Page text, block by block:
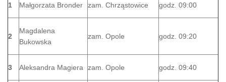
1 Małgorzata Bronder zam. Chrząstowice godz. 09:00
2
Magdalena
Bukowska
zam. Opole godz. 09:20
3 Aleksandra Magiera zam. Opole godz. 09:40